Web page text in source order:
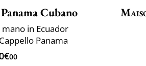
Panama Cubano
in Ecuador
Panama
00